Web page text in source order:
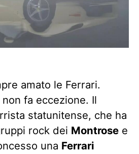
amato le Ferrari.
non fa eccezione. Il
statunitense, che ha
rock dei Montrose e
una Ferrari